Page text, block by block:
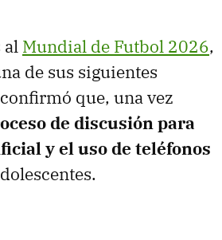
al Mundial de Futbol 2026,
de sus siguientes
confirmó que, una vez
de discusión para
y el uso de teléfonos